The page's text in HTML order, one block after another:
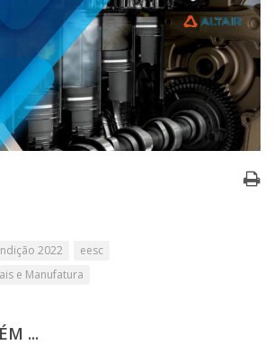
2022
eesc
e Manufatura
...